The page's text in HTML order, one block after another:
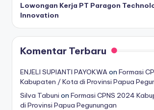
Lowongan Kerja PT Paragon
Innovation
Komentar Terbaru
ENJELI SUPIANTI PAYOKWAon Formasi
Kabupaten / Kota di Provinsi Papua
Silva Tabuni on Formasi CPNS 2024
di Provinsi Papua Pegunungan